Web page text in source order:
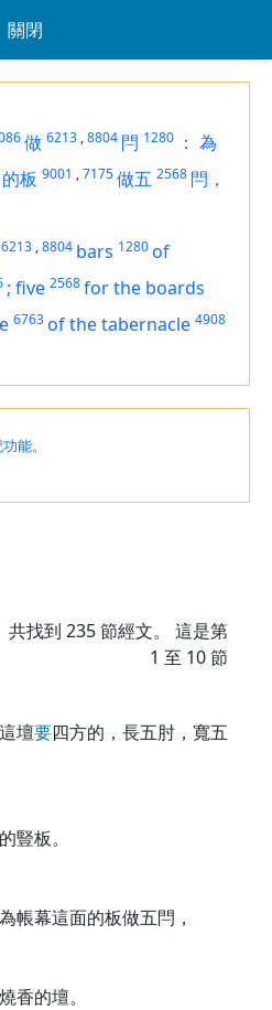
關閉
做 6213 ,8804 閂 1280 ： 為
的板 9001 ,7175做五 2568 閂，
6213 ,8804 bars 1280of
; five 2568for the boards
6763of the tabernacle 4908
能。
共找到 235節經文。 這是第
1 至 10 節
壇要四方的，長五肘，寬五
豎板。
帳幕這面的板做五閂，
香的壇。